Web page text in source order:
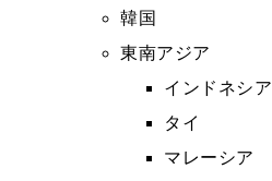
韓国
東南アジア
インドネシア
タイ
マレーシア